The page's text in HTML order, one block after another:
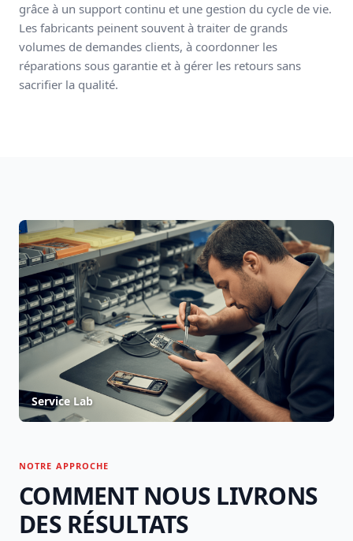
grâce à un support continu et une gestion du cycle de vie.
Les fabricants peinent souvent à traiter de grands
volumes de demandes clients, à coordonner les
réparations sous garantie et à gérer les retours sans
sacrifier la qualité.
NOTRE APPROCHE
COMMENT NOUS LIVRONS
DES RÉSULTATS
Service Lab